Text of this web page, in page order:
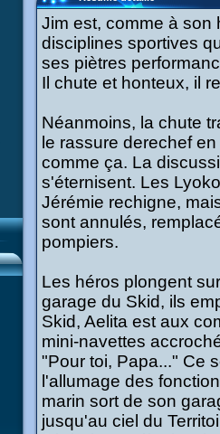
Jim est, comme à son
disciplines sportives
ses piètres
Il chute et honteux, il
Néanmoins, la chute
le rassure derechef
comme ça. La
s'éternisent. Les
Jérémie rechigne,
sont annulés,
pompiers.
Les héros plongent
garage du Skid, ils
Skid, Aelita est aux
mini-navettes
"Pour toi, Papa..." Ce
l'allumage des
marin sort de son
jusqu'au ciel du